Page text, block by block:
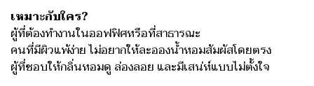
เหมาะกับใคร?
ผู้ที่ต้องทำงานในออฟฟิศหรือที่สาธารณะ
คนที่มีผิวแพ้ง่าย ไม่อยากให้ละอองน้ำหอมสัมผัสโดยตรง
ผู้ที่ชอบให้กลิ่นหอมดู ล่องลอย และมีเสน่ห์แบบไม่ตั้งใจ